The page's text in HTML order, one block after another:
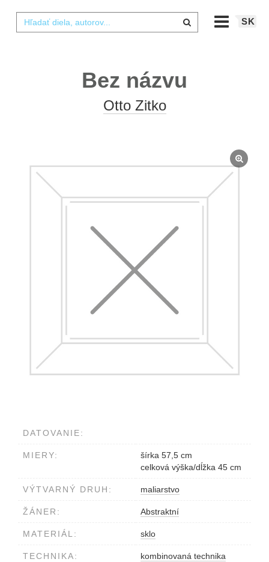
SK
Bez názvu
Otto Zitko
DATOVANIE:
MIERY:
šírka 57,5 cm
celková výška/dĺžka 45 cm
VÝTVARNÝ DRUH: maliarstvo
ŽÁNER: Abstraktní
MATERIÁL: sklo
TECHNIKA: kombinovaná technika